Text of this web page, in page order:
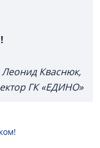
Леонид Кваснюк,
ГК «ЕДИНО»